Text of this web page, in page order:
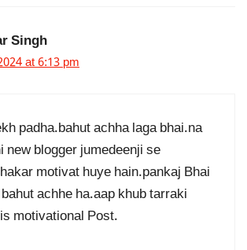
Singh
at 6:13 pm
padha.bahut achha laga bhai.na
new blogger jumedeenji se
motivat huye hain.pankaj Bhai
achhe ha.aap khub tarraki
motivational Post.